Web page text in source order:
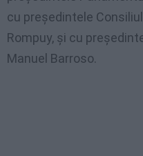
cu preşedintele
Rompuy, şi cu
Manuel Barroso.